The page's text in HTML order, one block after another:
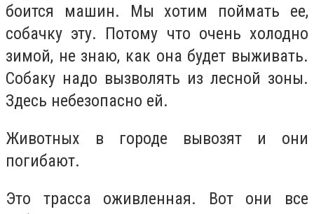
боится машин. Мы хотим поймать ее,
собачку эту. Потому что очень холодно
зимой, не знаю, как она будет выживать.
Собаку надо вызволять из лесной зоны.
Здесь небезопасно ей.
Животных в городе вывозят и они
погибают.
Это трасса оживленная. Вот они все